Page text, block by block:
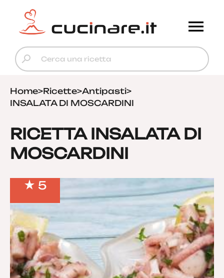
Home>Ricette>Antipasti>
INSALATA DI MOSCARDINI
RICETTA INSALATA DI
MOSCARDINI
5